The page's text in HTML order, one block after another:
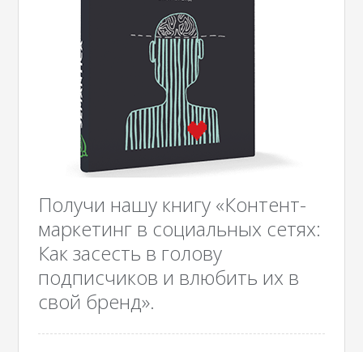
Получи нашу книгу «Контент-
маркетинг в социальных сетях:
Как засесть в голову
подписчиков и влюбить их в
свой бренд».